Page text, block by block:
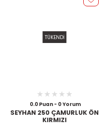
TÜKENDİ
0.0 Puan - 0 Yorum
SEYHAN 250 ÇAMURLUK ÖN
KIRMIZI